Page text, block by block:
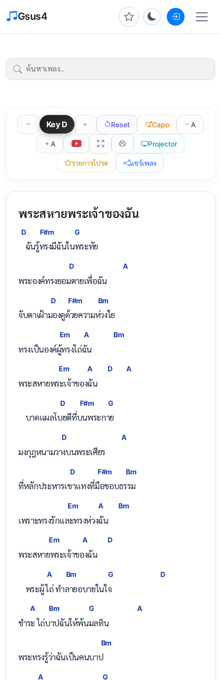
Gsus4
Key D Reset Capo A
A Projector
รายการโปรด แชร์เพลง
พระสหายพระเจ้าของฉัน
D
    ฉั
F#m
นรู้
G
ทรงมีฉันในพระทัย
พระองค์ทรงยอ
D
มตายเพื่อฉัน
A
จับตาเฝ้า
D
มองดู
F#m
ด้วยความ
Bm
ห่วงใย
ทรงเป็นองค์
Em
ผู้ทร
A
งไถ่ฉัน
Bm
พระสหายพ
Em
ระเจ้าขอ
A
งฉัน
D A
    บาดแผลโ
D
บยตีที่
F#m
บนพ
G
ระกาย
มงกุฎหนามว
D
างบนพระเศียร
A
ที่หลักประหารเ
D
ขาแทงที่
F#m
มือ
Bm
ชอบธรรม
เพราะทรงรักแ
Em
ละทรงห่ว
A
งฉัน
Bm
พระสหา
Em
ยพระเจ้าข
A
องฉัน
D
    พระผู
A
้
Bm
ไถ่ ทำ
G
ลายอบายในใจ
D
ชำ
A
ร
Bm
ะ ไถ่บาปฉั
G
นให้พ้นมลทิน
A
พระทรงรู้ว่าฉันเป็นคนบา
Bm
ป
A G